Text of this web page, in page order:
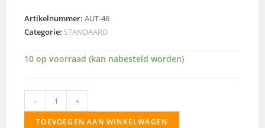
Artikelnummer:AUT-46
Categorie: STANDAARD
10 op voorraad (kan nabesteld worden)
-
aantal
+
TOEVOEGEN AAN WINKELWAGEN